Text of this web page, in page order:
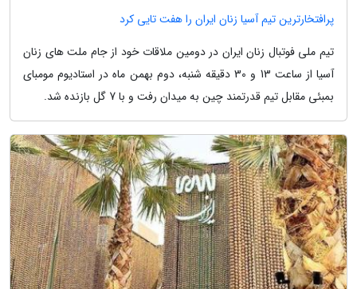
پرافتخارترین تیم آسیا زنان ایران را هفت تایی کرد
تیم ملی فوتبال زنان ایران در دومین ملاقات خود از جام ملت های زنان
آسیا از ساعت 13 و 30 دقیقه شنبه، دوم بهمن ماه در استادیوم مومبای
بمبئی مقابل تیم قدرتمند چین به میدان رفت و با 7 گل بازنده شد.